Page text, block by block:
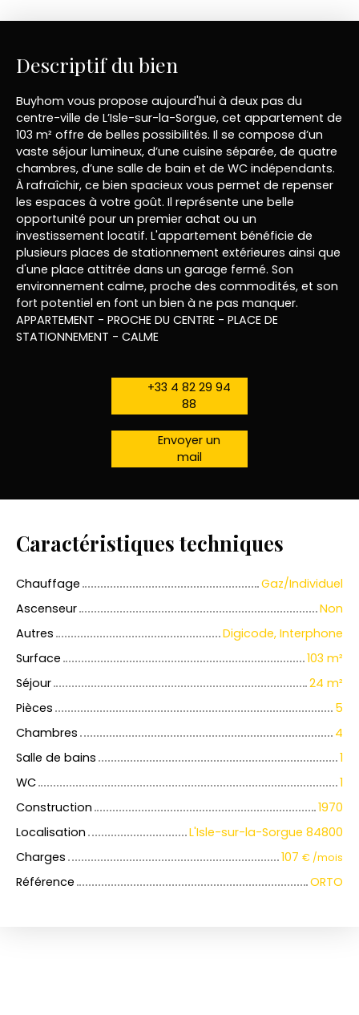
Descriptif du bien
Buyhom vous propose aujourd'hui à deux pas du
centre-ville de L’Isle-sur-la-Sorgue, cet appartement de
103 m² offre de belles possibilités. Il se compose d’un
vaste séjour lumineux, d’une cuisine séparée, de quatre
chambres, d’une salle de bain et de WC indépendants.
À rafraîchir, ce bien spacieux vous permet de repenser
les espaces à votre goût. Il représente une belle
opportunité pour un premier achat ou un
investissement locatif. L'appartement bénéficie de
plusieurs places de stationnement extérieures ainsi que
d'une place attitrée dans un garage fermé. Son
environnement calme, proche des commodités, et son
fort potentiel en font un bien à ne pas manquer.
APPARTEMENT - PROCHE DU CENTRE - PLACE DE
STATIONNEMENT - CALME
+33 4 82 29 94
88
Envoyer un
mail
Caractéristiques techniques
Chauffage
Gaz/Individuel
Ascenseur
Non
Autres
Digicode, Interphone
Surface
103 m²
Séjour
24 m²
Pièces
5
Chambres
4
Salle de bains
1
WC
1
Construction
1970
Localisation
L'Isle-sur-la-Sorgue 84800
Charges
107 € /mois
Référence ORTO